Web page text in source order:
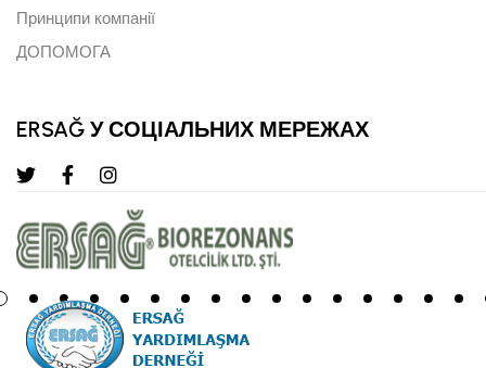
Принципи компанії
ДОПОМОГА
ERSAĞ У СОЦІАЛЬНИХ МЕРЕЖАХ